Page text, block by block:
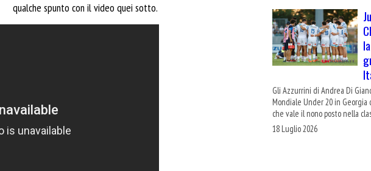
qualche spunto con il video quei sotto.
Gli Azzurrini di Andrea Di
Mondiale Under 20 in Georgia
che vale il nono posto nella
18 Luglio 2026